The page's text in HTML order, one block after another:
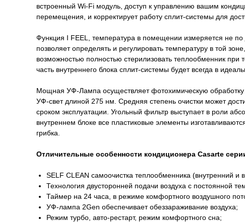
встроенный Wi-Fi модуль, доступ к управлению вашим
перемещения, и корректирует работу сплит-системы для
Функция I FEEL, температура в помещении измеряется не по
позволяет определять и регулировать температуру в той
возможностью полностью стерилизовать теплообменник
часть внутреннего блока сплит-системы будет всегда в
Мощная УФ-Лампа осуществляет фотохимическую
УФ-свет длиной 275 нм. Средняя степень очистки может
сроком эксплуатации. Угольный фильтр выступает в роли
внутреннем блоке все пластиковые элементы
грибка.
Отличительные особенности кондиционера Casarte
SELF CLEAN самоочистка теплообменника (внутренний и
Технология двусторонней подачи воздуха с постоянной
Таймер на 24 часа, в режиме комфортного воздушного
УФ-лампа 2Gen обеспечивает обеззараживание воздуха;
Режим турбо, авто-рестарт, режим комфортного сна;